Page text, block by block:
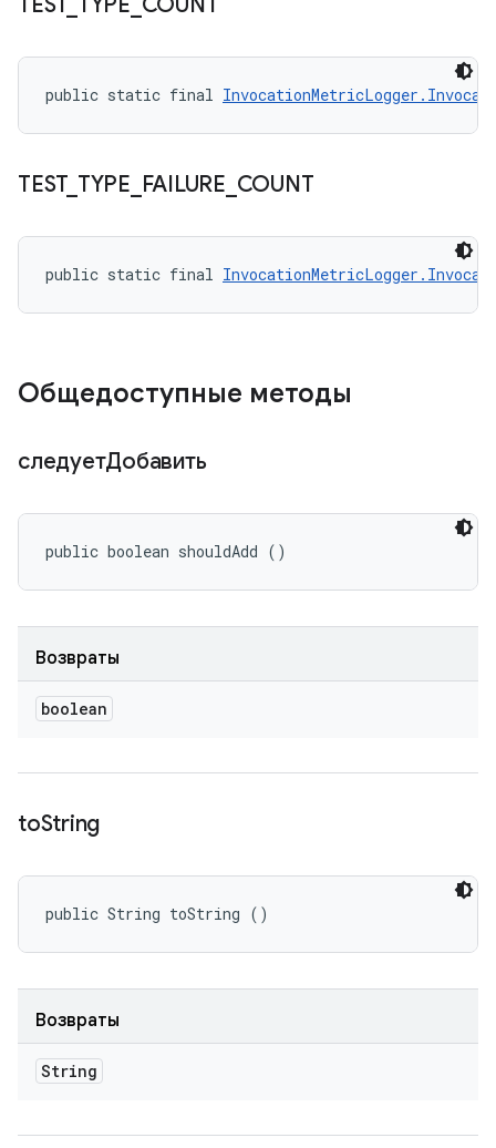
public static final
TEST_ TYPE FAILURE COUNT
public static final
Общедоступные методы
следуетДобавить
public boolean shouldAdd ()
Возвраты
boolean
toString
public String toString ()
Возвраты
String